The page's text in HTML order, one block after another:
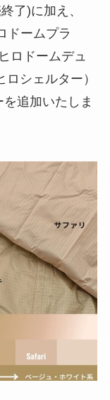
了)に加え、
ドームプラ
ロドームデュ
シェルター）
追加いたしま